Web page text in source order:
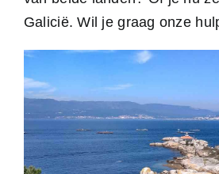
Galicië. Wil je graag onze